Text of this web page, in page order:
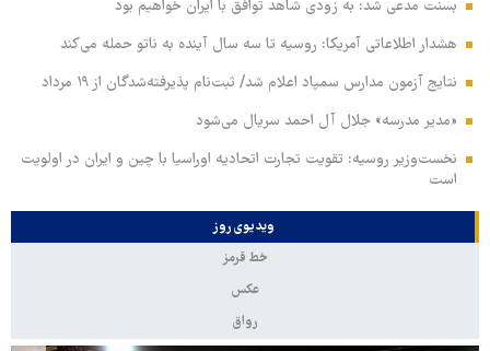
بسنت مدعی شد: به زودی شاهد توافق با ایران خواهیم بود
هشدار اطلاعاتی آمریکا: روسیه تا سه سال آینده به ناتو حمله می‌کند
نتایج آزمون مدارس سمپاد اعلام شد/ ثبت‌نام پذیرفته‌شدگان از ۱۹ مرداد
«مدیر مدرسه» جلال آل احمد سریال می‌شود
نخست‌وزیر روسیه:‌ تقویت تجارت اتحادیه اوراسیا با چین و ایران در اولویت
است
ویدیوی روز
خط قرمز
عکس
رواق